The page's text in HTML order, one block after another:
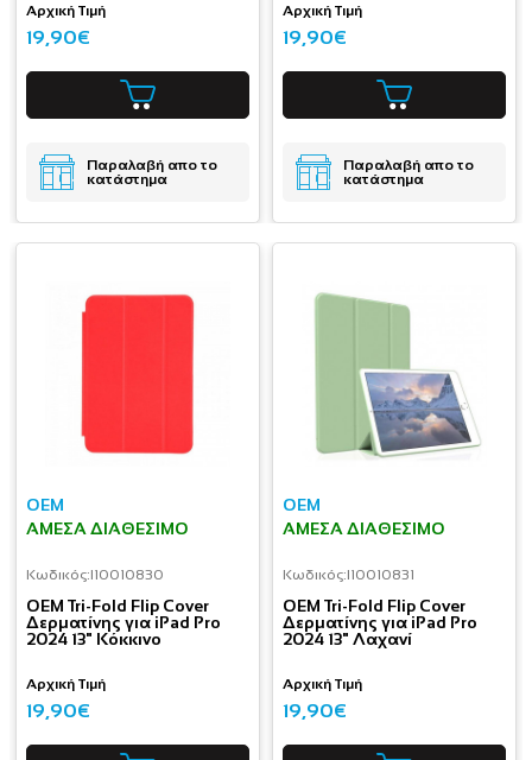
Αρχική Τιμή
19,90€
Παραλαβή απο το
κατάστημα
Αρχική Τιμή
19,90€
Παραλαβή απο το
κατάστημα
OEM
ΆΜΕΣΑ ΔΙΑΘΈΣΙΜΟ
Κωδικός:I10010830
OEM Tri-Fold Flip Cover
Δερματίνης για iPad Pro
2024 13" Κόκκινο
Αρχική Τιμή
19,90€
OEM
ΆΜΕΣΑ ΔΙΑΘΈΣΙΜΟ
Κωδικός:I10010831
OEM Tri-Fold Flip Cover
Δερματίνης για iPad Pro
2024 13" Λαχανί
Αρχική Τιμή
19,90€